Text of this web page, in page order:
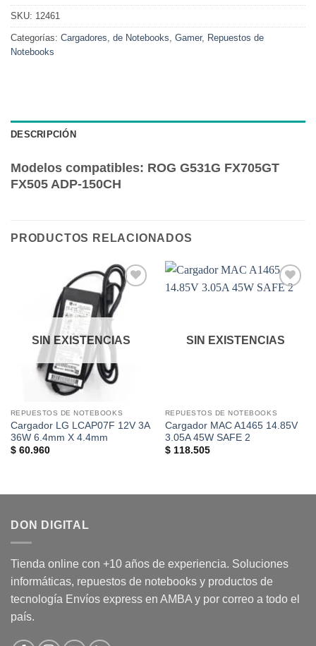
SKU: 12461
Categorías: Cargadores de Notebooks Gamer, Repuestos de
Notebooks
DESCRIPCIÓN
Modelos compatibles: ROG G531G FX705GT
FX505 ADP-150CH
PRODUCTOS RELACIONADOS
Añadir
SIN EXISTENCIAS
REPUESTOS DE NOTEBOOKS
Cargador LG LCAP07F 12V 3A
36W 6.4mm X 4.4mm
$60.960
SIN EXISTENCIAS
REPUESTOS DE NOTEBOOKS
Cargador MAC A1465 14.85V
3.05A 45W SAFE 2
$118.505
DON DIGITAL
Tienda online con +10 años de experiencia. Soluciones
informáticas, repuestos de notebooks y productos de
tecnología Envíos express en AMBA y por correo a todo el
país.